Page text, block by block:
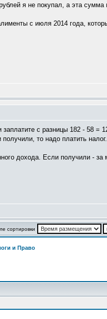
я не покупал, а эта
с июля 2014 года,
с разницы 182 - 58 =
то надо платить налог.
дохода. Если получили -
сортировки
и Право